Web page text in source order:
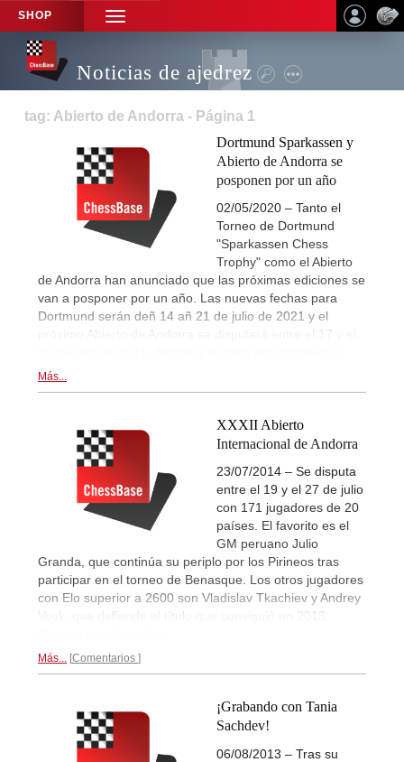
SHOP
TOGGLE
NAVIGATION
Noticias de ajedrez
tag: Abierto de Andorra - Página 1
Dortmund Sparkassen y
Abierto de Andorra se
posponen por un año
02/05/2020 – Tanto el
Torneo de Dortmund
"Sparkassen Chess
Trophy" como el Abierto
de Andorra han anunciado que las próximas ediciones se
van a posponer por un año. Las nuevas fechas para
Dortmund serán deñ 14 añ 21 de julio de 2021 y el
próximo Abierto de Andorra se disputará entre el 17 y el
Más...
XXXII Abierto
Internacional de Andorra
23/07/2014 – Se disputa
entre el 19 y el 27 de julio
con 171 jugadores de 20
países. El favorito es el
GM peruano Julio
Granda, que continúa su periplo por los Pirineos tras
participar en el torneo de Benasque. Los otros jugadores
con Elo superior a 2600 son Vladislav Tkachiev y Andrey
Vovk, que defiende el título que consiguió en 2013.
Más... Comentarios
¡Grabando con Tania
Sachdev!
06/08/2013 – Tras su